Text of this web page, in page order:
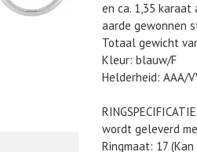
en ca. 1,35
aarde gewonnen
Totaal gewicht
Kleur: blauw/F
Helderheid: AAA/
wordt geleverd
Ringmaat: 17